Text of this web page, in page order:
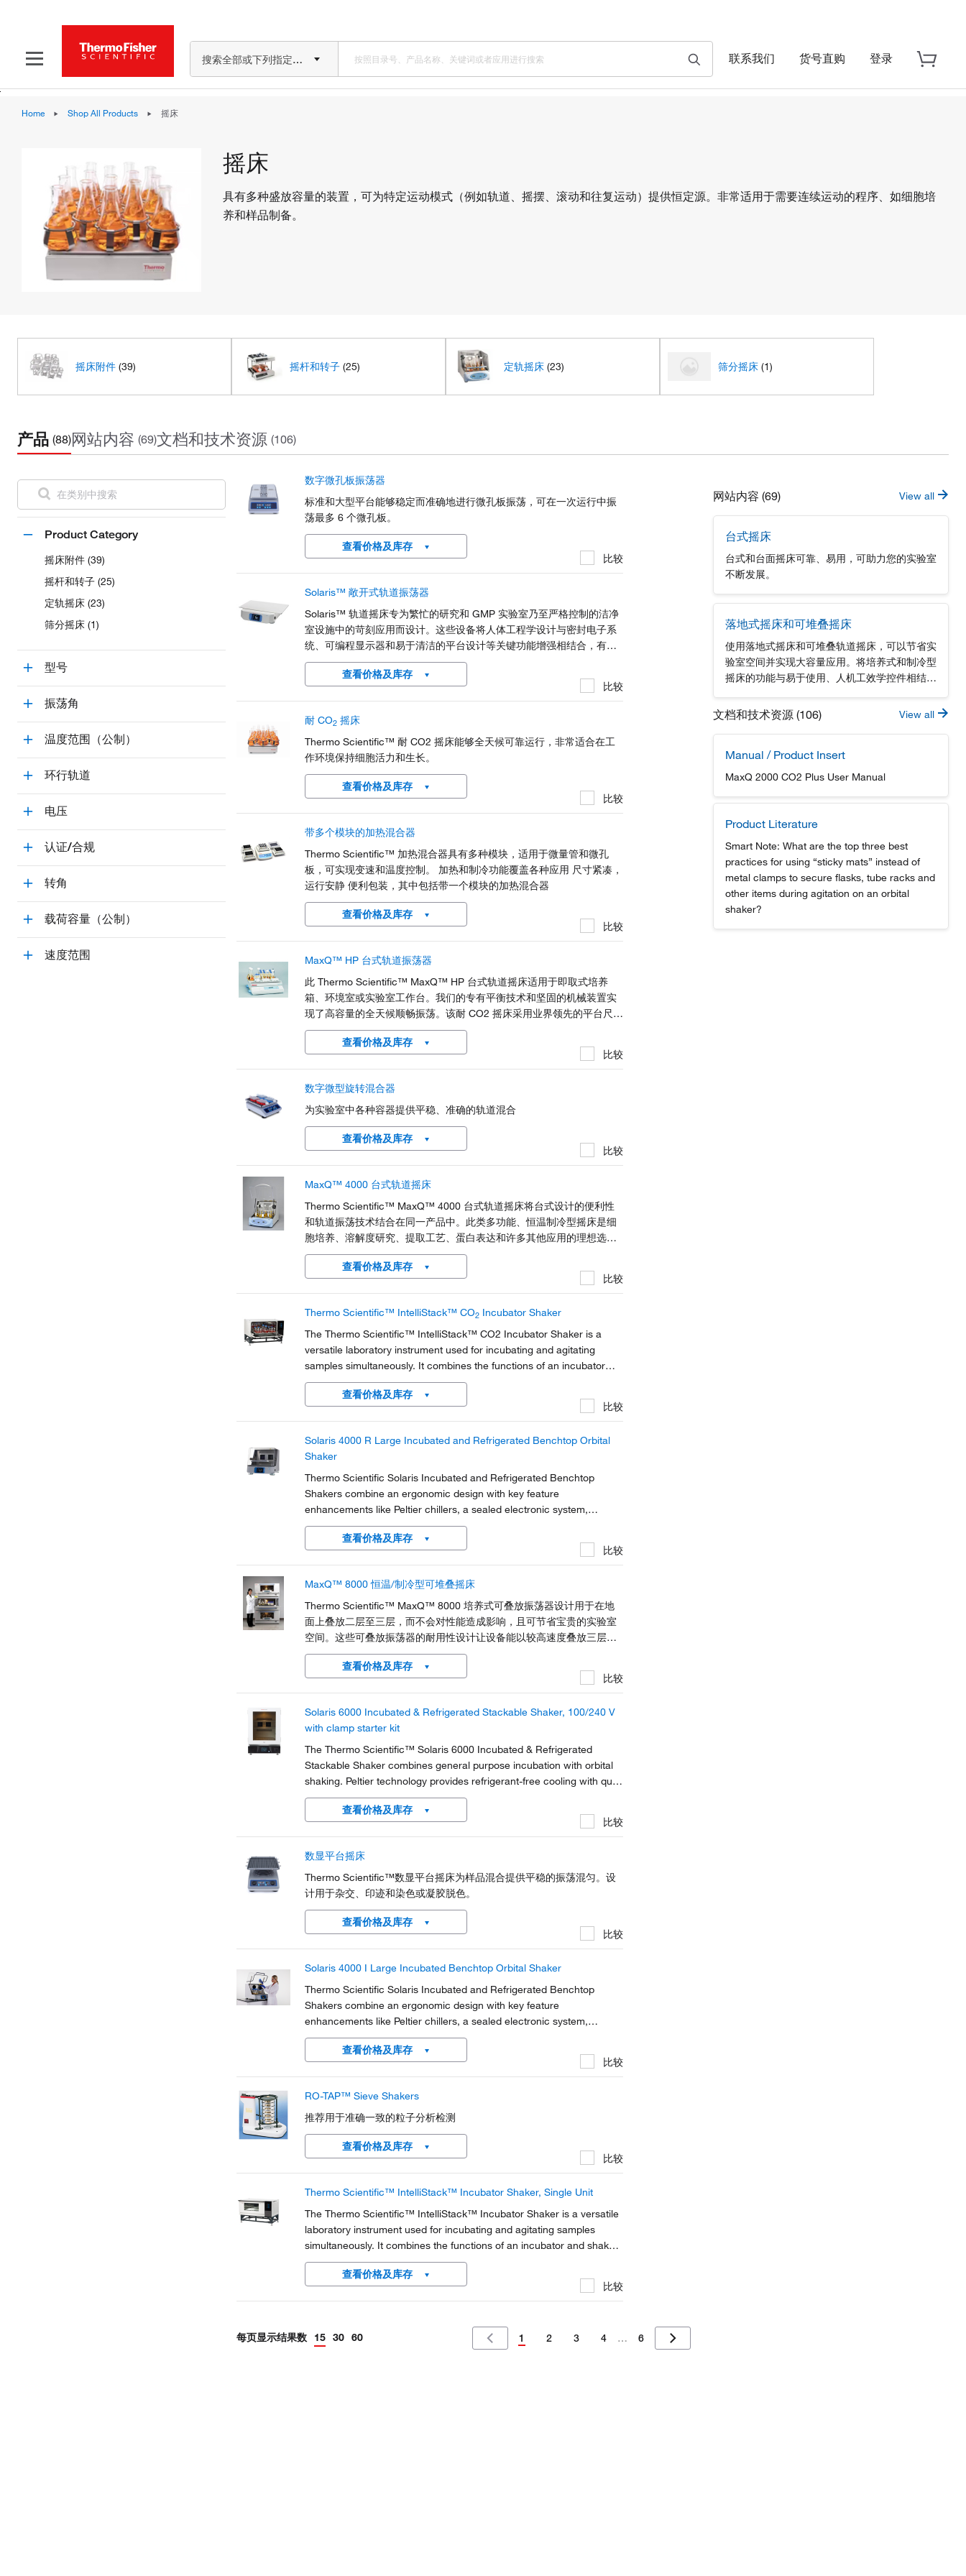
搜索全部或下列指定分类 联系我们 货号直购 登录
Home Shop All Products 摇床
摇床
具有多种盛放容量的装置，可为特定运动模式（例如轨道、摇摆、滚动和往复运动）提供恒定源。非常适用于需要连续运动的程序、如细胞培
养和样品制备。
摇床附件 (39) 摇杆和转子 (25) 定轨摇床 (23) 筛分摇床 (1)
产品 (88)网站内容 (69)文档和技术资源 (106)
Product Category
摇床附件 (39)
摇杆和转子 (25)
定轨摇床 (23)
筛分摇床 (1)
型号
振荡角
温度范围（公制）
环行轨道
电压
认证/合规
转角
载荷容量（公制）
速度范围
数字微孔板振荡器
标准和大型平台能够稳定而准确地进行微孔板振荡，可在一次运行中振
荡最多 6 个微孔板。
查看价格及库存
比较
Solaris™ 敞开式轨道振荡器
Solaris™ 轨道摇床专为繁忙的研究和 GMP 实验室乃至严格控制的洁净
室设施中的苛刻应用而设计。这些设备将人体工程学设计与密封电子系
统、可编程显示器和易于清洁的平台设计等关键功能增强相结合，有助
于更好地控制污染。 三偏心驱动装置专为降低噪音水平而设计，采用成
熟的技术制造而成，可支撑重载，始终保持一致的性能。传送带免维
护，经设计可延长摇床的使用寿命，摇床装置本身也享有行业领先的质
查看价格及库存
比较
耐 CO2 摇床
Thermo Scientific™ 耐 CO2 摇床能够全天候可靠运行，非常适合在工
作环境保持细胞活力和生长。
查看价格及库存
比较
带多个模块的加热混合器
Thermo Scientific™ 加热混合器具有多种模块，适用于微量管和微孔
板，可实现变速和温度控制。 加热和制冷功能覆盖各种应用 尺寸紧凑，
运行安静 便利包装，其中包括带一个模块的加热混合器
查看价格及库存
比较
MaxQ™ HP 台式轨道振荡器
此 Thermo Scientific™ MaxQ™ HP 台式轨道摇床适用于即取式培养
箱、环境室或实验室工作台。我们的专有平衡技术和坚固的机械装置实
现了高容量的全天候顺畅振荡。该耐 CO2 摇床采用业界领先的平台尺
寸，具有宽范围速度、低热输出电机以及防溢漏设计。
查看价格及库存
比较
数字微型旋转混合器
为实验室中各种容器提供平稳、准确的轨道混合
查看价格及库存
比较
MaxQ™ 4000 台式轨道摇床
Thermo Scientific™ MaxQ™ 4000 台式轨道摇床将台式设计的便利性
和轨道振荡技术结合在同一产品中。此类多功能、恒温制冷型摇床是细
胞培养、溶解度研究、提取工艺、蛋白表达和许多其他应用的理想选
择。专为台式设计，占用空间小，舱室空间宽敞。
查看价格及库存
比较
Thermo Scientific™ IntelliStack™ CO2 Incubator Shaker
The Thermo Scientific™ IntelliStack™ CO2 Incubator Shaker is a
versatile laboratory instrument used for incubating and agitating
samples simultaneously. It combines the functions of an incubator
and shaker, providing a controlled environment for cell culture,
microbial growth, and various other...
查看价格及库存
比较
Solaris 4000 R Large Incubated and Refrigerated Benchtop Orbital
Shaker
Thermo Scientific Solaris Incubated and Refrigerated Benchtop
Shakers combine an ergonomic design with key feature
enhancements like Peltier chillers, a sealed electronic system,
programmable display, and an easy to clean platform design.
查看价格及库存
比较
MaxQ™ 8000 恒温/制冷型可堆叠摇床
Thermo Scientific™ MaxQ™ 8000 培养式可叠放振荡器设计用于在地
面上叠放二层至三层，而不会对性能造成影响，且可节省宝贵的实验室
空间。这些可叠放振荡器的耐用性设计让设备能以较高速度叠放三层运
行，其包含一个 HEPA 过滤器，确保舱室内的空气保持干净并减少交叉
污染，具有一个可提供便利的 100% 样品访问的滑出式平台。每个装置
查看价格及库存
比较
Solaris 6000 Incubated & Refrigerated Stackable Shaker, 100/240 V
with clamp starter kit
The Thermo Scientific™ Solaris 6000 Incubated & Refrigerated
Stackable Shaker combines general purpose incubation with orbital
shaking. Peltier technology provides refrigerant-free cooling with quiet
operation. The space saving stackable design and included shelving
provides added versatility.
查看价格及库存
比较
数显平台摇床
Thermo Scientific™数显平台摇床为样品混合提供平稳的振荡混匀。设
计用于杂交、印迹和染色或凝胶脱色。
查看价格及库存
比较
Solaris 4000 I Large Incubated Benchtop Orbital Shaker
Thermo Scientific Solaris Incubated and Refrigerated Benchtop
Shakers combine an ergonomic design with key feature
enhancements like Peltier chillers, a sealed electronic system,
programmable display, and an easy to clean platform design.
查看价格及库存
比较
RO-TAP™ Sieve Shakers
推荐用于准确一致的粒子分析检测
查看价格及库存
比较
Thermo Scientific™ IntelliStack™ Incubator Shaker, Single Unit
The Thermo Scientific™ IntelliStack™ Incubator Shaker is a versatile
laboratory instrument used for incubating and agitating samples
simultaneously. It combines the functions of an incubator and shaker,
providing a controlled environment for cell culture, microbial growth,
and various other...
查看价格及库存
比较
每页显示结果数 15 30 60 1 2 3 4 … 6
网站内容 (69) View all
台式摇床
台式和台面摇床可靠、易用，可助力您的实验室
不断发展。
落地式摇床和可堆叠摇床
使用落地式摇床和可堆叠轨道摇床，可以节省实
验室空间并实现大容量应用。将培养式和制冷型
摇床的功能与易于使用、人机工效学控件相结
性能产品型号具备 HEPA 过滤功能，可最大限
度地防止交叉污染；配备有定向气流系统，可保
于满载状态也是如此。, 凭借免维护型固态直流
无刷电机，三偏心轴驱动装置可以处理较重负
高速运转状态下也是如此。, 在背光显示屏上可
同时查看运行情况以及温度、转速和时间的设定
为37℃，达到±0.
文档和技术资源 (106) View all
Manual / Product Insert
MaxQ 2000 CO2 Plus User Manual
Product Literature
Smart Note: What are the top three best
practices for using “sticky mats” instead of
metal clamps to secure flasks, tube racks and
other items during agitation on an orbital
shaker?